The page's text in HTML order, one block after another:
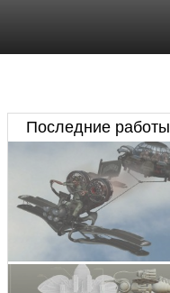
Последние работы